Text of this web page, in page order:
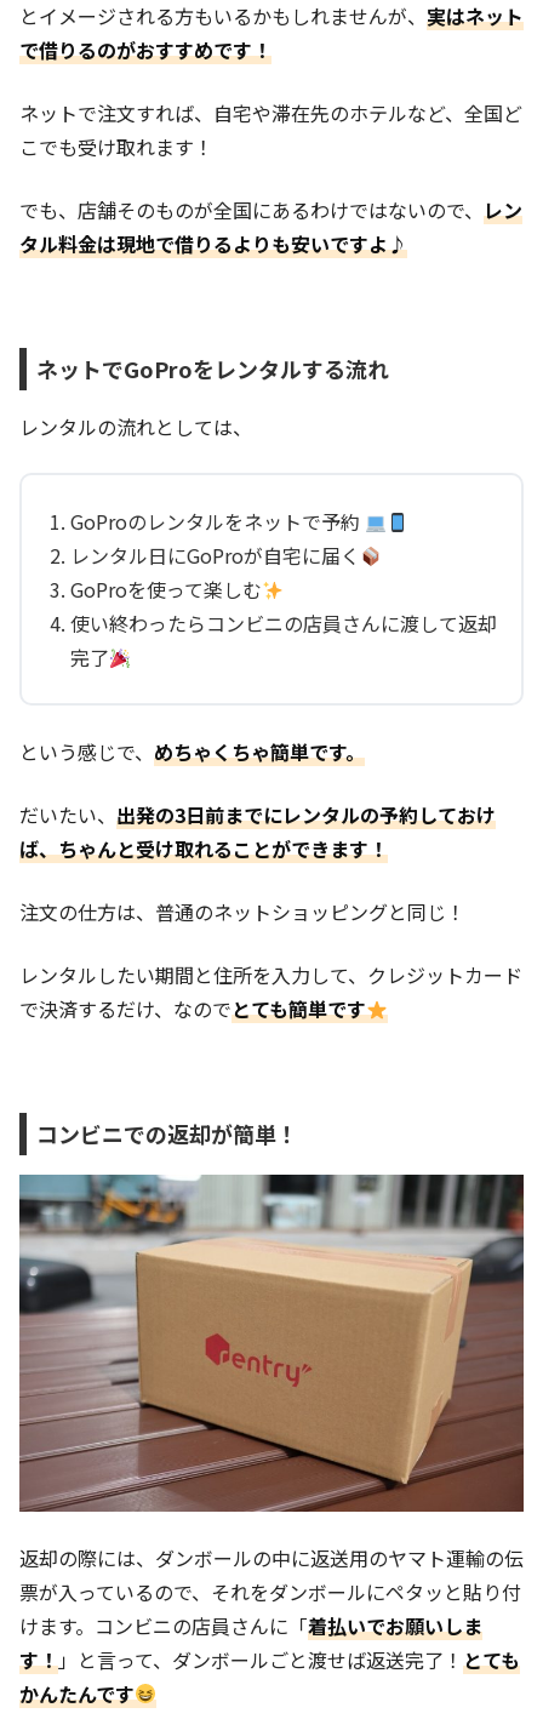
とイメージされる方もいるかもしれませんが、 実はネット
で借りるのがおすすめです！
ネットで注文すれば、自宅や滞在先のホテルなど、全国ど
こでも受け取れます！
でも、店舗そのものが全国にあるわけではないので、 レン
タル料金は現地で借りるよりも安いですよ♪
ネットでGoProをレンタルする流れ
レンタルの流れとしては、
GoProのレンタルをネットで予約
レンタル日にGoProが自宅に届く
GoProを使って楽しむ
使い終わったらコンビニの店員さんに渡して返却
完了
という感じで、 めちゃくちゃ簡単です。
だいたい、 出発の3日前までにレンタルの予約しておけ
ば、ちゃんと受け取れることができます！
注文の仕方は、普通のネットショッピングと同じ！
レンタルしたい期間と住所を入力して、クレジットカード
で決済するだけ、なのでとても簡単です
コンビニでの返却が簡単！
返却の際には、ダンボールの中に返送用のヤマト運輸の伝
票が入っているので、それをダンボールにペタッと貼り付
けます。コンビニの店員さんに「着払いでお願いしま
す！」と言って、ダンボールごと渡せば返送完了！ とても
かんたんです